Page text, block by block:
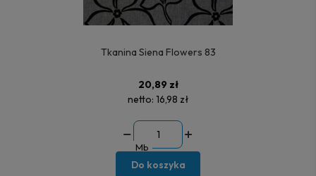
Tkanina Siena Flowers 83
20,89 zł
netto: 16,98 zł
Mb
Do koszyka